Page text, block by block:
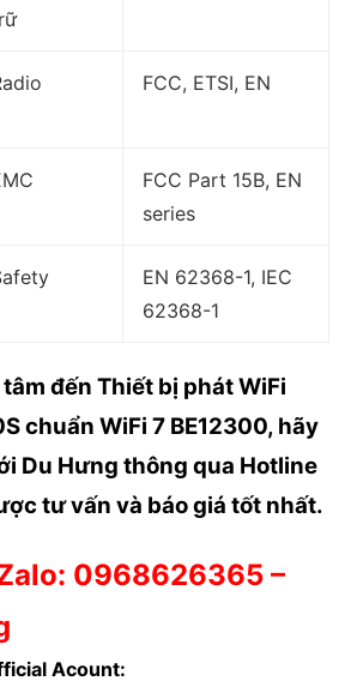
FCC, ETSI, EN
FCC Part 15B, EN
series
EN 62368-1, IEC
62368-1
đến Thiết bị phát WiFi
chuẩn WiFi 7 BE12300, hãy
Du Hưng thông qua Hotline
tư vấn và báo giá tốt nhất.
0968626365 –
Acount: